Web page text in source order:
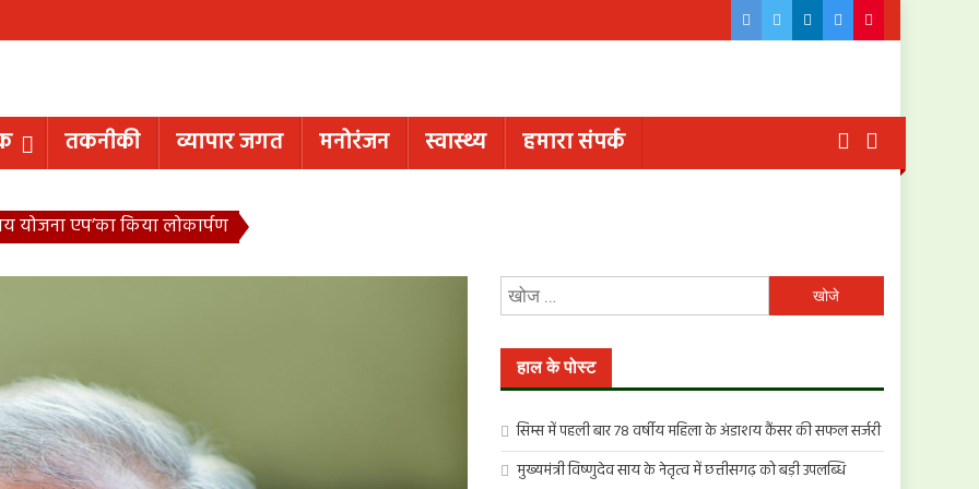
तकनीकी व्यापार जगत मनोरंजन स्वास्थ्य हमारा संपर्क
योजना एप’का किया लोकार्पण
को
हाल के पोस्ट
सिम्स में पहली बार 78 वर्षीय महिला के अंडाशय कैंसर की सफल सर्जरी
मुख्यमंत्री विष्णुदेव साय के नेतृत्व में छत्तीसगढ़ को बड़ी उपलब्धि